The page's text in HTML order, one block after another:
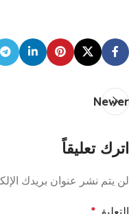
Newer
اترك تعليقاً
لن يتم نشر عنوان بريدك
التعليق *